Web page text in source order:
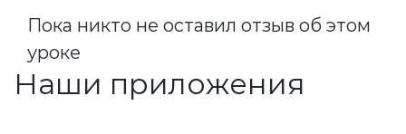
Пока никто не оставил отзыв об этом
уроке
Наши приложения